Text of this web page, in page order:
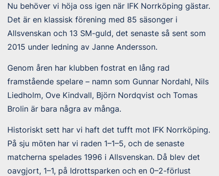
Nu behöver vi höja oss igen när IFK Norrköping gästar.
Det är en klassisk förening med 85 säsonger i
Allsvenskan och 13 SM-guld, det senaste så sent som
2015 under ledning av Janne Andersson.
Genom åren har klubben fostrat en lång rad
framstående spelare – namn som Gunnar Nordahl, Nils
Liedholm, Ove Kindvall, Björn Nordqvist och Tomas
Brolin är bara några av många.
Historiskt sett har vi haft det tufft mot IFK Norrköping.
På sju möten har vi raden 1–1–5, och de senaste
matcherna spelades 1996 i Allsvenskan. Då blev det
oavgjort, 1–1, på Idrottsparken och en 0–2-förlust